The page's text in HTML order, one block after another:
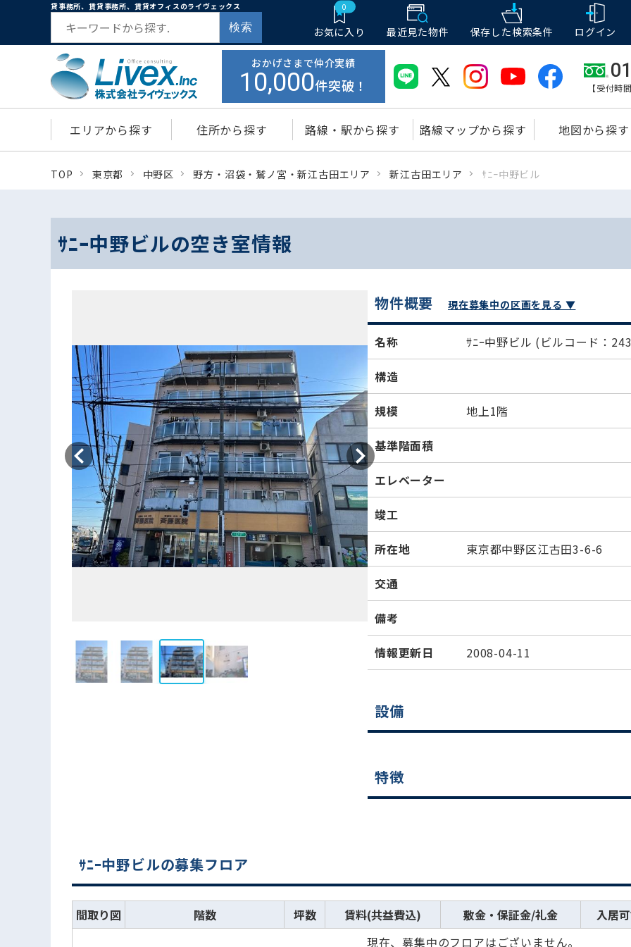
貸事務所、賃貸事務所、賃貸オフィスのライヴェックス
検索
0
お気に入り 最近見た物件 保存した検索条件 ログイン
おかげさまで仲介実績
10,000件突破！ 【受付時
エリアから探す 住所から探す 路線・駅から探す 路線マップから探す 地図から探す
TOP 東京都 中野区 野方・沼袋・鷲ノ宮・新江古田エリア 新江古田エリア ｻﾆｰ中野ビル
ｻﾆｰ中野ビルの空き室情報
物件概要 現在募集中の区画を見る ▼
名称 ｻﾆｰ中野ビル (ビルコード：
構造
規模 地上1階
基準階面積
エレベーター
竣工
所在地 東京都中野区江古田3-6-6
交通
備考
情報更新日 2008-04-11
設備
特徴
ｻﾆｰ中野ビルの募集フロア
間取り図 階数 坪数 賃料(共益費込) 敷金・保証金/礼金
入居
現在、募集中のフロアはございません。